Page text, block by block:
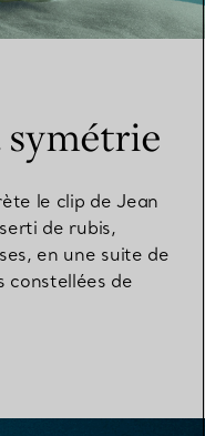
symétrie
le clip de Jean
de rubis,
en une suite de
constellées de